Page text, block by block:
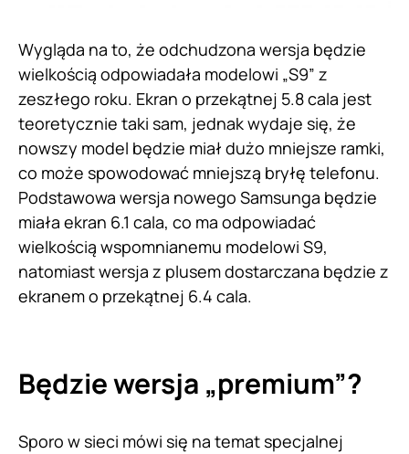
Wygląda na to, że odchudzona wersja będzie
wielkością odpowiadała modelowi „S9” z
zeszłego roku. Ekran o przekątnej 5.8 cala jest
teoretycznie taki sam, jednak wydaje się, że
nowszy model będzie miał dużo mniejsze ramki,
co może spowodować mniejszą bryłę telefonu.
Podstawowa wersja nowego Samsunga będzie
miała ekran 6.1 cala, co ma odpowiadać
wielkością wspomnianemu modelowi S9,
natomiast wersja z plusem dostarczana będzie z
ekranem o przekątnej 6.4 cala.
Będzie wersja „premium”?
Sporo w sieci mówi się na temat specjalnej